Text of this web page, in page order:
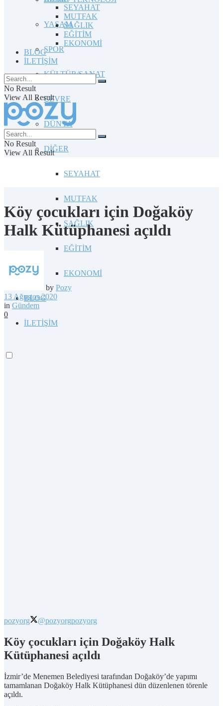
YAŞAM
SPOR
KÜLTÜR/SANAT
ÇEVRE
DÜNYA
DİĞER
SEYAHAT
MUTFAK
SAĞLIK
EĞİTİM
EKONOMİ
BLOG
İLETİŞİM
SEYAHAT
MUTFAK
SAĞLIK
EĞİTİM
EKONOMİ
BLOG
İLETİŞİM
No Result
View All Result
No Result
View All Result
Köy çocukları için Doğaköy
Halk Kütüphanesi açıldı
by Pozy
13 Ağustos 2020
in Gündem
0
pozyorg @pozyorgpozyorg
Köy çocukları için Doğaköy Halk
Kütüphanesi açıldı
İzmir’de Menemen Belediyesi tarafından Doğaköy’de yapımı
tamamlanan Doğaköy Halk Kütüphanesi dün düzenlenen törenle
açıldı.